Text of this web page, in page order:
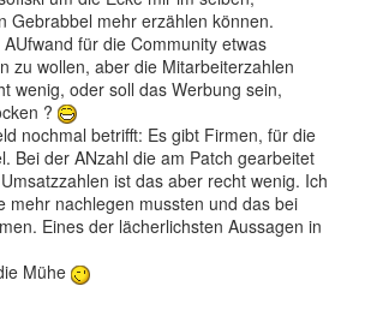
Gebrabbel mehr erzählen können.
für die Community etwas
zu wollen, aber die Mitarbeiterzahlen
wenig, oder soll das Werbung sein,
?
nochmal betrifft: Es gibt Firmen, für die
Bei der ANzahl die am Patch gearbeitet
ist das aber recht wenig. Ich
mehr nachlegen mussten und das bei
Eines der lächerlichsten Aussagen in
Mühe